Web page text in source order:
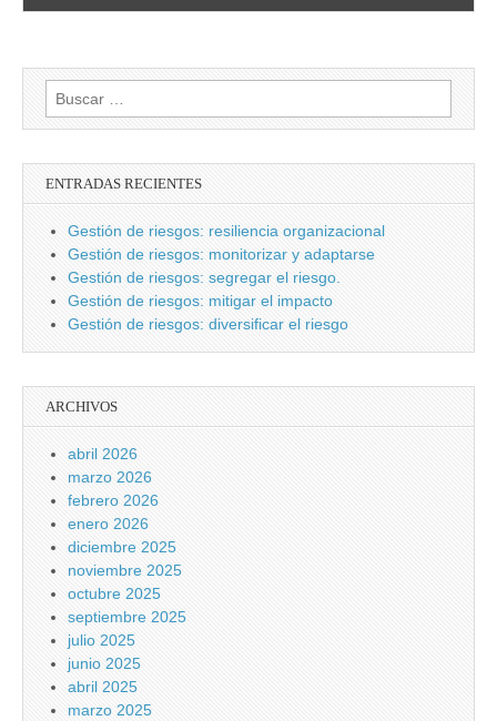
Buscar:
ENTRADAS RECIENTES
Gestión de riesgos: resiliencia organizacional
Gestión de riesgos: monitorizar y adaptarse
Gestión de riesgos: segregar el riesgo.
Gestión de riesgos: mitigar el impacto
Gestión de riesgos: diversificar el riesgo
ARCHIVOS
abril 2026
marzo 2026
febrero 2026
enero 2026
diciembre 2025
noviembre 2025
octubre 2025
septiembre 2025
julio 2025
junio 2025
abril 2025
marzo 2025